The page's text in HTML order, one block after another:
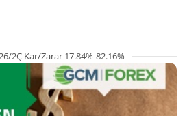
2Ç Kar/Zarar 17.84%-82.16%